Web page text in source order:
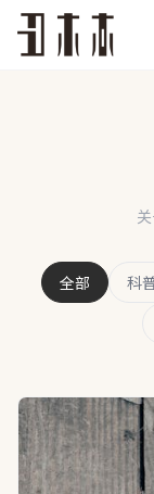
全部 科